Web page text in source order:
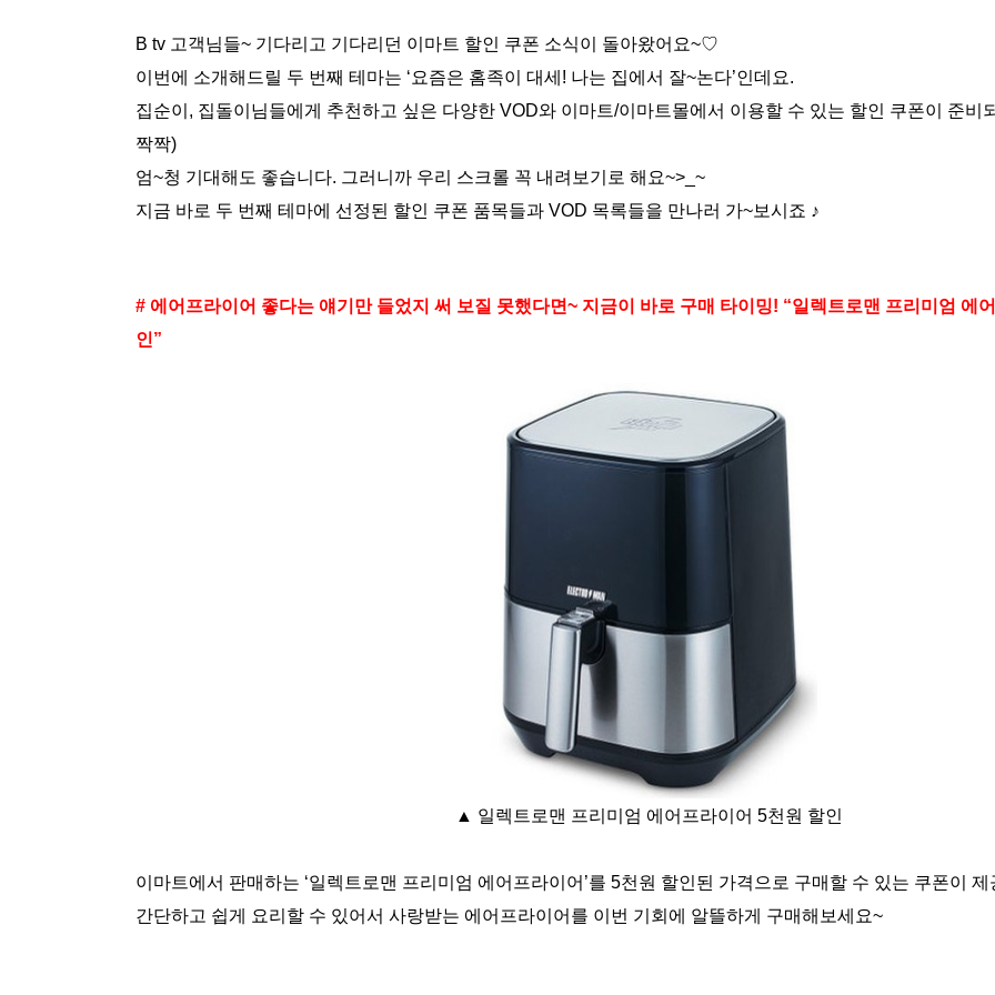
B tv 고객님들~ 기다리고 기다리던 이마트 할인 쿠폰 소식이 돌아왔어요~♡
이번에 소개해드릴 두 번째 테마는 ‘요즘은 홈족이 대세! 나는 집에서 잘~논다’인데요.
집순이, 집돌이님들에게 추천하고 싶은 다양한 VOD와 이마트/이마트몰에서 이용할 수 있는 할인 쿠폰이 준비
짝짝)
엄~청 기대해도 좋습니다. 그러니까 우리 스크롤 꼭 내려보기로 해요~>_~
지금 바로 두 번째 테마에 선정된 할인 쿠폰 품목들과 VOD 목록들을 만나러 가~보시죠 ♪
# 에어프라이어 좋다는 얘기만 들었지 써 보질 못했다면~ 지금이 바로 구매 타이밍! “일렉트로맨 프리미엄 에
인”
▲ 일렉트로맨 프리미엄 에어프라이어 5천원 할인
이마트에서 판매하는 ‘일렉트로맨 프리미엄 에어프라이어’를 5천원 할인된 가격으로 구매할 수 있는 쿠폰이
간단하고 쉽게 요리할 수 있어서 사랑받는 에어프라이어를 이번 기회에 알뜰하게 구매해보세요~